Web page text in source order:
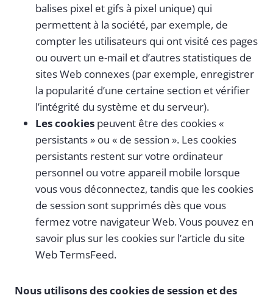
balises pixel et gifs à pixel unique) qui
permettent à la société, par exemple, de
compter les utilisateurs qui ont visité ces pages
ou ouvert un e-mail et d’autres statistiques de
sites Web connexes (par exemple, enregistrer
la popularité d’une certaine section et vérifier
l’intégrité du système et du serveur).
Les cookies peuvent être des cookies «
persistants » ou « de session ». Les cookies
persistants restent sur votre ordinateur
personnel ou votre appareil mobile lorsque
vous vous déconnectez, tandis que les cookies
de session sont supprimés dès que vous
fermez votre navigateur Web. Vous pouvez en
savoir plus sur les cookies sur l’article du site
Web TermsFeed.
Nous utilisons des cookies de session et des